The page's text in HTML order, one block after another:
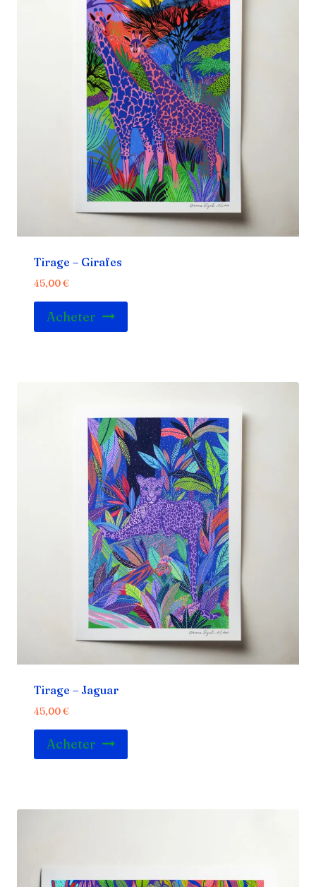
Tirage – Girafes
45,00€
Acheter
Tirage – Jaguar
45,00€
Acheter